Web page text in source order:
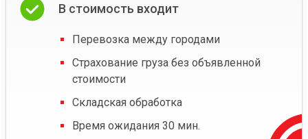
В стоимость входит
Перевозка между городами
Страхование груза без объявленной
стоимости
Складская обработка
Время ожидания 30 мин.